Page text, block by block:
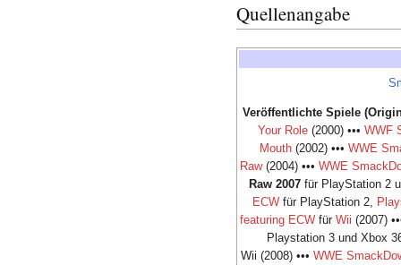
Quellenangabe
Veröffentlichte Spiele
Your Role(2000) ••• WWF
Mouth (2002) ••• WWE
Raw(2004) ••• WWE
Raw 2007 für PlayStation 2
ECW für PlayStation 2,
featuring ECWfür Wii (2007)
Playstation 3 und Xbox
Wii (2008) ••• WWE